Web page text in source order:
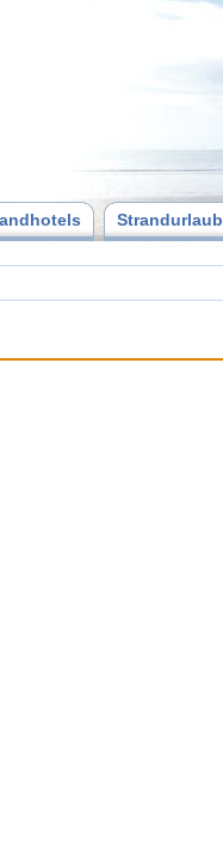
Strandurlaub